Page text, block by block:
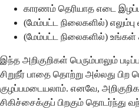
காரணம் தெரியாத எடை
(மேம்பட்ட நிலைகளில்) எலும்பு
(மேம்பட்ட நிலைகளில்)
இந்த அறிகுறிகள் பெரும்பாலும்
சிறுநீர் பாதை தொற்று அல்லது
குழப்பமடையலாம். எனவே,
சிகிச்சைக்குப் பிறகும் தொடர்ந்து